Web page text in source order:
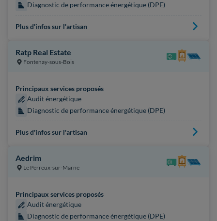
Diagnostic de performance énergétique (DPE)
Plus d'infos sur l'artisan
Ratp Real Estate
Fontenay-sous-Bois
Principaux services proposés
Audit énergétique
Diagnostic de performance énergétique (DPE)
Plus d'infos sur l'artisan
Aedrim
Le Perreux-sur-Marne
Principaux services proposés
Audit énergétique
Diagnostic de performance énergétique (DPE)